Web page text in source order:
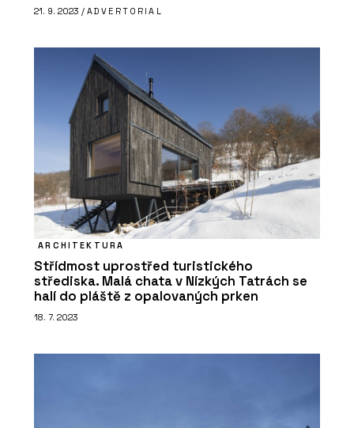
O FIRMĚ
Aluprof System Czech s.r.o.
21. 9. 2023 / ADVERTORIAL
ARCHITEKTURA
Střídmost uprostřed turistického
střediska. Malá chata v Nízkých Tatrách se
halí do pláště z opalovaných prken
18. 7. 2023